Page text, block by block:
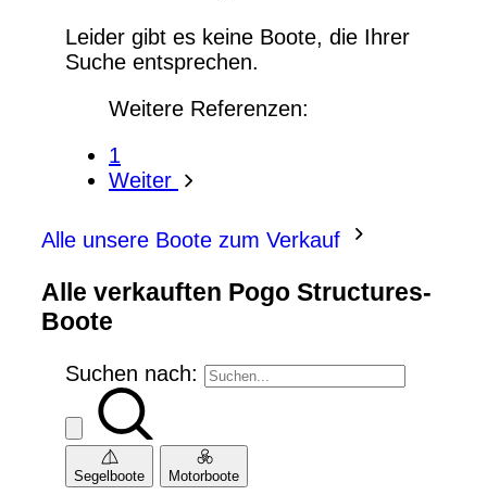
Leider gibt es keine Boote, die Ihrer
Suche entsprechen.
Weitere Referenzen:
1
Weiter
Alle unsere Boote zum Verkauf
Alle verkauften Pogo Structures-
Boote
Suchen nach:
Segelboote Motorboote